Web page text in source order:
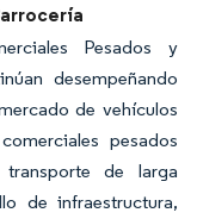
Pesados y
desempeñando
de vehículos
pesados
de larga
de infraestructura,